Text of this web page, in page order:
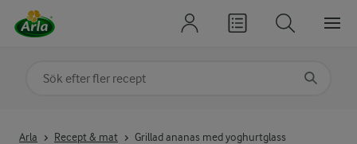
Arla Recept & mat Grillad ananas med yoghurtglass
Sök på kategori eller ingrediens